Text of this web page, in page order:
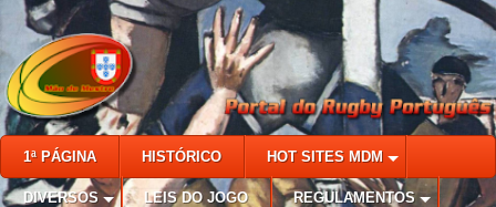
1ª PÁGINA HISTÓRICO HOT SITES MDM
DIVERSOS LEIS DO JOGO REGULAMENTOS